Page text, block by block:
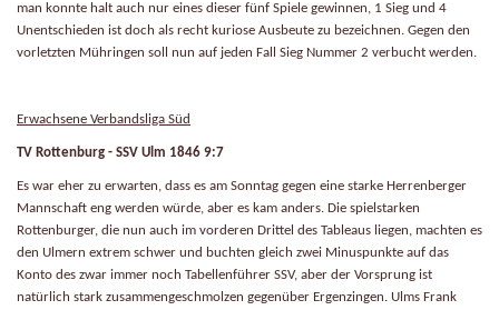
man konnte halt auch nur eines dieser fünf Spiele gewinnen, 1 Sieg und 4
Unentschieden ist doch als recht kuriose Ausbeute zu bezeichnen. Gegen den
vorletzten Mühringen soll nun auf jeden Fall Sieg Nummer 2 verbucht werden.
Erwachsene Verbandsliga Süd
TV Rottenburg - SSV Ulm 1846 9:7
Es war eher zu erwarten, dass es am Sonntag gegen eine starke Herrenberger
Mannschaft eng werden würde, aber es kam anders. Die spielstarken
Rottenburger, die nun auch im vorderen Drittel des Tableaus liegen, machten es
den Ulmern extrem schwer und buchten gleich zwei Minuspunkte auf das
Konto des zwar immer noch Tabellenführer SSV, aber der Vorsprung ist
natürlich stark zusammengeschmolzen gegenüber Ergenzingen. Ulms Frank